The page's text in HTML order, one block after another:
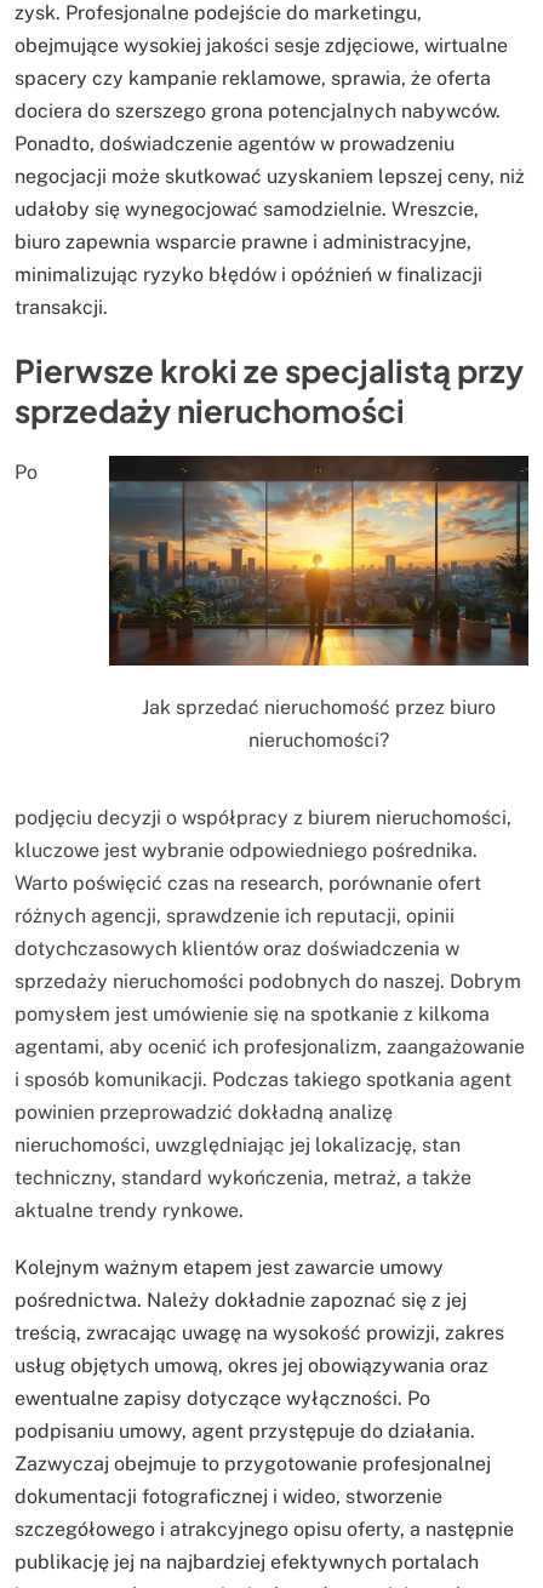
zysk. Profesjonalne podejście do marketingu,
obejmujące wysokiej jakości sesje zdjęciowe, wirtualne
spacery czy kampanie reklamowe, sprawia, że oferta
dociera do szerszego grona potencjalnych nabywców.
Ponadto, doświadczenie agentów w prowadzeniu
negocjacji może skutkować uzyskaniem lepszej ceny, niż
udałoby się wynegocjować samodzielnie. Wreszcie,
biuro zapewnia wsparcie prawne i administracyjne,
minimalizując ryzyko błędów i opóźnień w finalizacji
transakcji.
Pierwsze kroki ze specjalistą przy
sprzedaży nieruchomości
Jak sprzedać nieruchomość przez biuro
nieruchomości?
Po
podjęciu decyzji o współpracy z biurem nieruchomości,
kluczowe jest wybranie odpowiedniego pośrednika.
Warto poświęcić czas na research, porównanie ofert
różnych agencji, sprawdzenie ich reputacji, opinii
dotychczasowych klientów oraz doświadczenia w
sprzedaży nieruchomości podobnych do naszej. Dobrym
pomysłem jest umówienie się na spotkanie z kilkoma
agentami, aby ocenić ich profesjonalizm, zaangażowanie
i sposób komunikacji. Podczas takiego spotkania agent
powinien przeprowadzić dokładną analizę
nieruchomości, uwzględniając jej lokalizację, stan
techniczny, standard wykończenia, metraż, a także
aktualne trendy rynkowe.
Kolejnym ważnym etapem jest zawarcie umowy
pośrednictwa. Należy dokładnie zapoznać się z jej
treścią, zwracając uwagę na wysokość prowizji, zakres
usług objętych umową, okres jej obowiązywania oraz
ewentualne zapisy dotyczące wyłączności. Po
podpisaniu umowy, agent przystępuje do działania.
Zazwyczaj obejmuje to przygotowanie profesjonalnej
dokumentacji fotograficznej i wideo, stworzenie
szczegółowego i atrakcyjnego opisu oferty, a następnie
publikację jej na najbardziej efektywnych portalach